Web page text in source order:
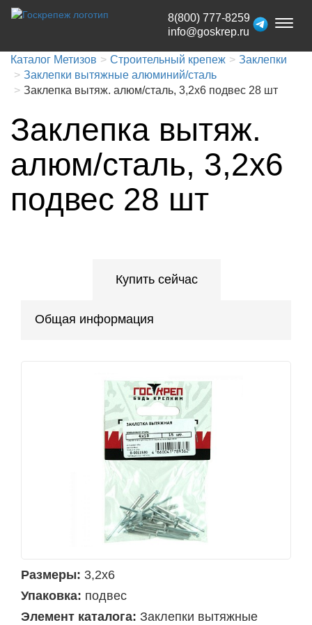
Toggle
8(800) 777-8259
info@goskrep.ru
Каталог Метизов Строительный крепеж
Заклепки
Заклепки вытяжные алюминий/сталь
Заклепка вытяж. алюм/сталь, 3,2x6 подвес 28 шт
Заклепка вытяж.
алюм/сталь, 3,2x6
подвес 28 шт
Купить сейчас
Общая информация
Размеры: 3,2х6
Упаковка: подвес
Элемент каталога: Заклепки вытяжные